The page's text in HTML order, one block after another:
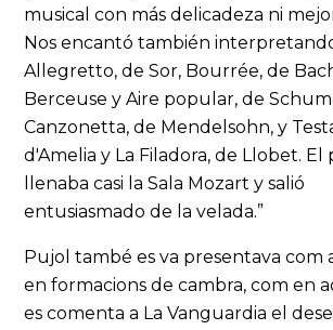
musical con más delicadeza ni
Nos encantó también
Allegretto, de Sor, Bourrée, de
Berceuse y Aire popular, de
Canzonetta, de Mendelsohn, y
d'Amelia y La Filadora, de Llobet. El
llenaba casi la Sala Mozart y salió
entusiasmado de la velada.”
Pujol també es va presentava com
en formacions de cambra, com en
es comenta a La Vanguardia el